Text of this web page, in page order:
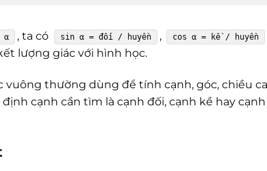
α , ta có sin α = đối / huyền , cos α = kề / huyền
lượng giác với hình học.
vuông thường dùng để tính cạnh, góc, chiều
cạnh cần tìm là cạnh đối, cạnh kề hay